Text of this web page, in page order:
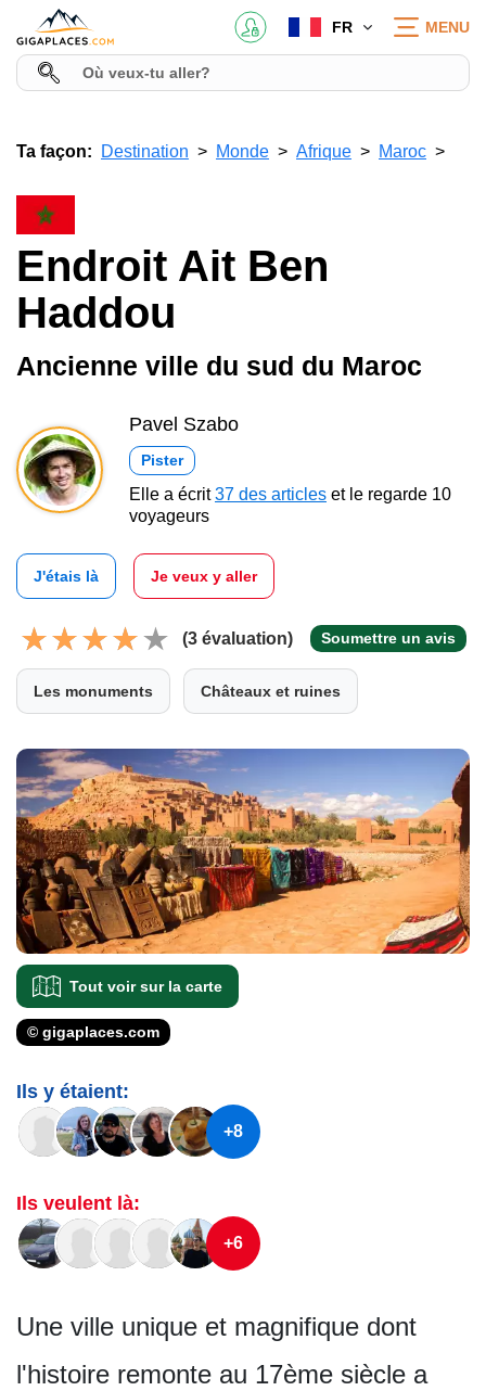
FR MENU
Ta façon: Destination Monde Afrique Maroc
Endroit Ait Ben
Haddou
Ancienne ville du sud du Maroc
Pavel Szabo
Pister
Elle a écrit37 des articles et le regarde 10
voyageurs
J'étais là Je veux y aller
(3 évaluation) Soumettre un avis
Les monuments Châteaux et ruines
Tout voir sur la carte
© gigaplaces.com
Ils y étaient:
+8
Ils veulent là:
+6
Une ville unique et magnifique dont
l'histoire remonte au 17ème siècle a